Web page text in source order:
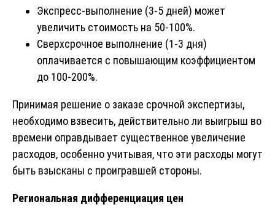
Экспресс-выполнение (3-5 дней) может
увеличить стоимость на 50-100%.
Сверхсрочное выполнение (1-3 дня)
оплачивается с повышающим коэффициентом
до 100-200%.
Принимая решение о заказе срочной экспертизы,
необходимо взвесить, действительно ли выигрыш во
времени оправдывает существенное увеличение
расходов, особенно учитывая, что эти расходы могут
быть взысканы с проигравшей стороны.
Региональная дифференциация цен